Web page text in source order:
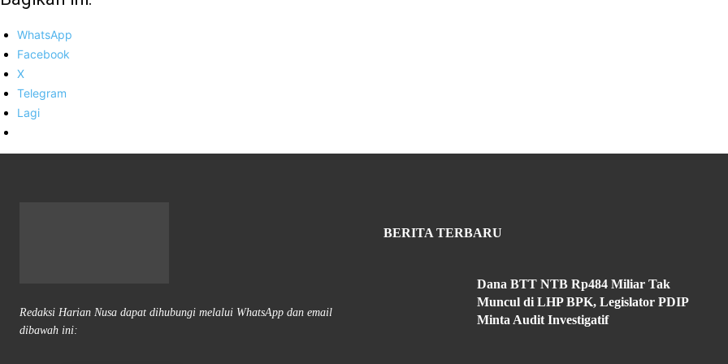
WhatsApp
Facebook
X
Telegram
Lagi
Redaksi Harian Nusa dapat dihubungi melalui WhatsApp dan email
dibawah ini:
BERITA TERBARU
Dana BTT NTB Rp484 Miliar Tak
Muncul di LHP BPK, Legislator PDIP
Minta Audit Investigatif